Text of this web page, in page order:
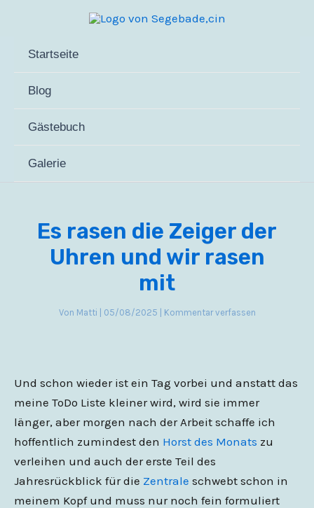
springenStartseite
Blog
Gästebuch
Galerie
Es rasen die Zeiger der
Uhren und wir rasen
mit
Von Matti 05/08/2025 Kommentar verfassen
Und schon wieder ist ein Tag vorbei und anstatt das
meine ToDo Liste kleiner wird, wird sie immer
länger, aber morgen nach der Arbeit schaffe ich
hoffentlich zumindest den Horst des Monats zu
verleihen und auch der erste Teil des
Jahresrückblick für die Zentrale schwebt schon in
meinem Kopf und muss nur noch fein formuliert